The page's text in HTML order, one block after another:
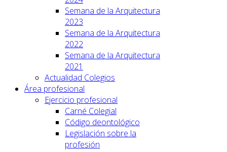
Semana de la Arquitectura
2023
Semana de la Arquitectura
2022
Semana de la Arquitectura
2021
Actualidad Colegios
Área profesional
Ejercicio profesional
Carné Colegial
Código deontológico
Legislación sobre la
profesión